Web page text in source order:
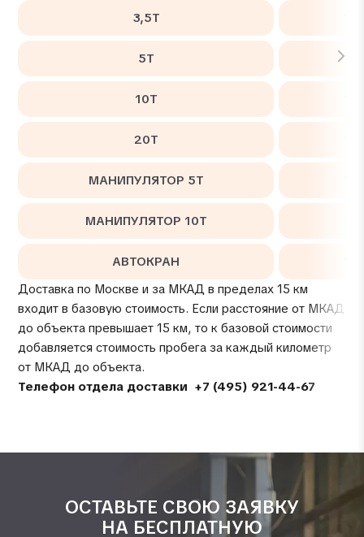
3,5Т
5Т
10Т
20Т
МАНИПУЛЯТОР 5Т
МАНИПУЛЯТОР 10Т
АВТОКРАН
Доставка по Москве и за МКАД в пределах 15 км
входит в базовую стоимость. Если расстояние от МКАД
до объекта превышает 15 км, то к базовой стоимости
добавляется стоимость пробега за каждый километр
от МКАД до объекта.
Телефон отдела доставки +7 (495) 921-44-67
ОСТАВЬТЕ СВОЮ ЗАЯВКУ
НА БЕСПЛАТНУЮ